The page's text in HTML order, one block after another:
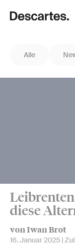
Alle
diese
von Iwan Brot
16. Januar 2025 |